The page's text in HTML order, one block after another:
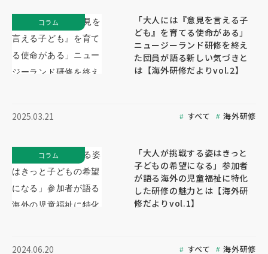
「大人には『意見を言える子
ども』を育てる使命がある」
ニュージーランド研修を終え
た団員が語る新しい気づきと
は【海外研修だよりvol.2】
2025.03.21 すべて 海外研修
コラム
「大人が挑戦する姿はきっと
子どもの希望になる」参加者
が語る海外の児童福祉に特化
した研修の魅力とは【海外研
修だよりvol.1】
2024.06.20 すべて 海外研修
コラム